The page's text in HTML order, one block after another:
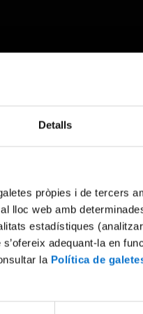
Detalls
pròpies i de tercers
lloc web amb
estadístiques
adequant-la en
la Política de
went wrong
please try again
Try again